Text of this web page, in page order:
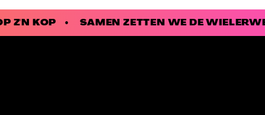
Z'N KOP • SAMEN ZETTEN WE DE